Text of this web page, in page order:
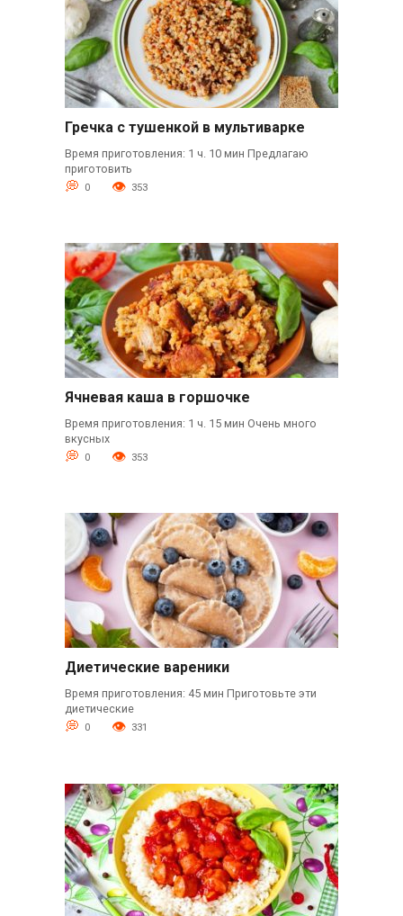
Гречка с тушенкой в мультиварке
Время приготовления: 1 ч. 10 мин Предлагаю
приготовить
0 353
Ячневая каша в горшочке
Время приготовления: 1 ч. 15 мин Очень много
вкусных
0 353
Диетические вареники
Время приготовления: 45 мин Приготовьте эти
диетические
0 331